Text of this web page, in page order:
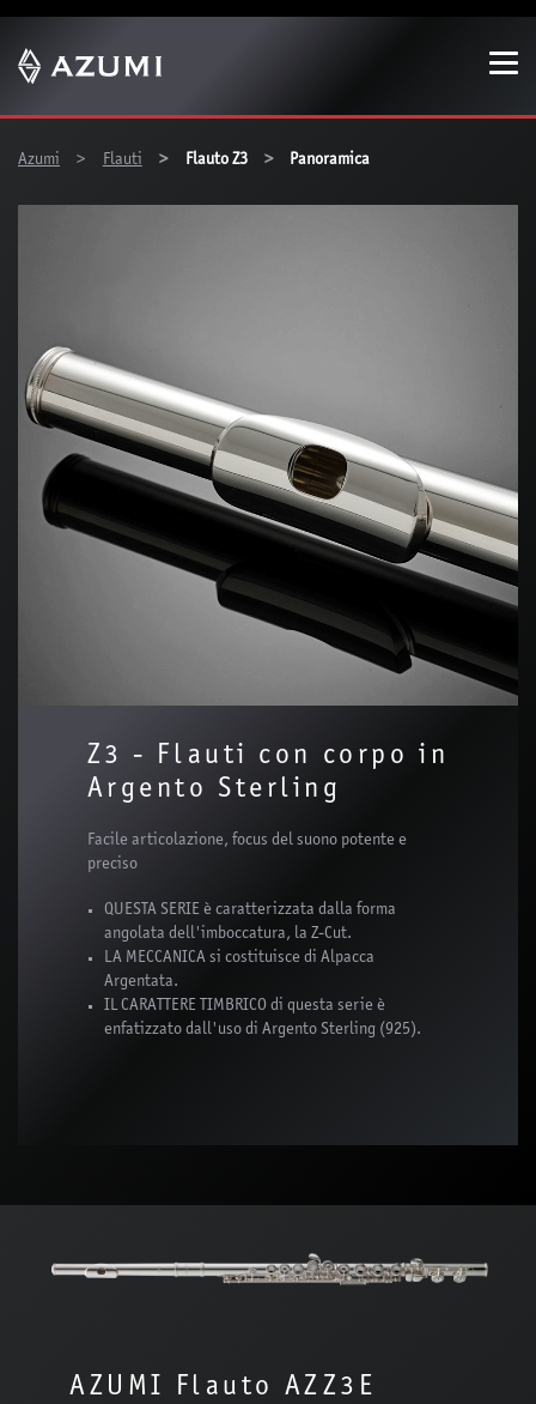
Azumi
Flauti Flauto Z3 Panoramica
Z3 - Flauti con corpo in
Argento Sterling
Facile articolazione, focus del suono potente e
preciso
QUESTA SERIE è caratterizzata dalla forma
angolata dell'imboccatura, la Z-Cut.
LA MECCANICA si costituisce di Alpacca
Argentata.
IL CARATTERE TIMBRICO di questa serie è
enfatizzato dall'uso di Argento Sterling (925).
AZUMI Flauto AZZ3E